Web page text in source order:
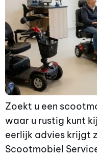
Zoekt u een
waar u rustig kunt
eerlijk advies krijgt
Scootmobiel